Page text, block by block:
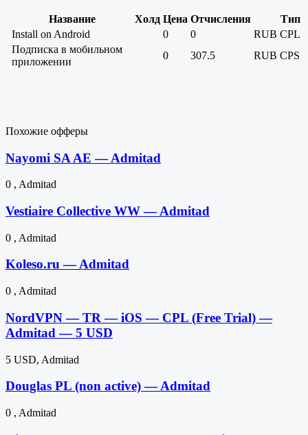
Название Холд Цена Отчисления
Тип
Install on Android
0 0 RUB CPL
Подписка в мобильном
приложении
0 307.5 RUB CPS
Похожие офферы
Nayomi SA AE — Admitad
0 , Admitad
Vestiaire Collective WW — Admitad
0 , Admitad
Koleso.ru — Admitad
0 , Admitad
NordVPN — TR — iOS — CPL (Free Trial) —
Admitad — 5 USD
5 USD, Admitad
Douglas PL (non active) — Admitad
0 , Admitad